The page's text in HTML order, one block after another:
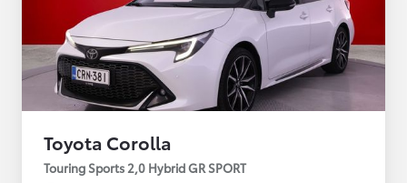
Toyota Corolla
Touring Sports 2,0 Hybrid GR SPORT